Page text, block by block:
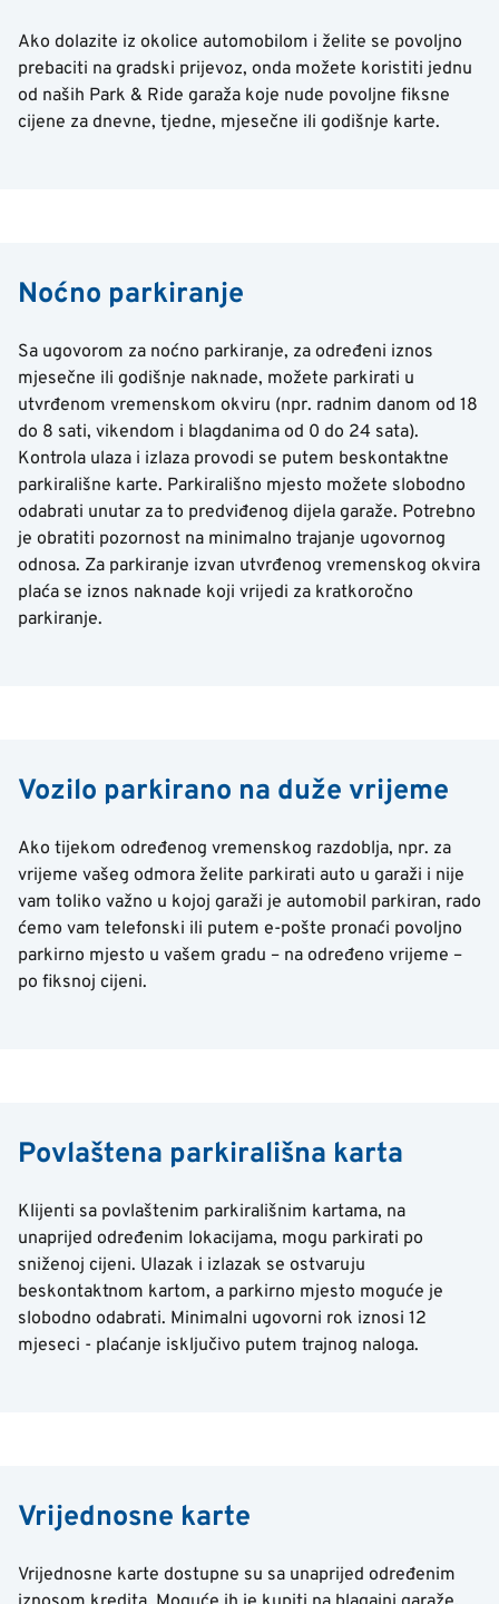
Ako dolazite iz okolice automobilom i želite se povoljno
prebaciti na gradski prijevoz, onda možete koristiti jednu
od naših Park & Ride garaža koje nude povoljne fiksne
cijene za dnevne, tjedne, mjesečne ili godišnje karte.
Noćno parkiranje
Sa ugovorom za noćno parkiranje, za određeni iznos
mjesečne ili godišnje naknade, možete parkirati u
utvrđenom vremenskom okviru (npr. radnim danom od 18
do 8 sati, vikendom i blagdanima od 0 do 24 sata).
Kontrola ulaza i izlaza provodi se putem beskontaktne
parkirališne karte. Parkirališno mjesto možete slobodno
odabrati unutar za to predviđenog dijela garaže. Potrebno
je obratiti pozornost na minimalno trajanje ugovornog
odnosa. Za parkiranje izvan utvrđenog vremenskog okvira
plaća se iznos naknade koji vrijedi za kratkoročno
parkiranje.
Vozilo parkirano na duže vrijeme
Ako tijekom određenog vremenskog razdoblja, npr. za
vrijeme vašeg odmora želite parkirati auto u garaži i nije
vam toliko važno u kojoj garaži je automobil parkiran, rado
ćemo vam telefonski ili putem e-pošte pronaći povoljno
parkirno mjesto u vašem gradu – na određeno vrijeme –
po fiksnoj cijeni.
Povlaštena parkirališna karta
Klijenti sa povlaštenim parkirališnim kartama, na
unaprijed određenim lokacijama, mogu parkirati po
sniženoj cijeni. Ulazak i izlazak se ostvaruju
beskontaktnom kartom, a parkirno mjesto moguće je
slobodno odabrati. Minimalni ugovorni rok iznosi 12
mjeseci - plaćanje isključivo putem trajnog naloga.
Vrijednosne karte
Vrijednosne karte dostupne su sa unaprijed određenim